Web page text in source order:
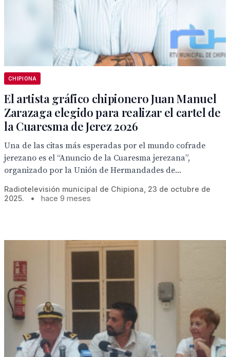
CHIPIONA
El artista gráfico chipionero Juan Manuel
Zarazaga elegido para realizar el cartel de
la Cuaresma de Jerez 2026
Una de las citas más esperadas por el mundo cofrade
jerezano es el “Anuncio de la Cuaresma jerezana”,
organizado por la Unión de Hermandades de...
Radiotelevisión municipal de Chipiona, 23 de octubre de
2025.
• hace 9 meses